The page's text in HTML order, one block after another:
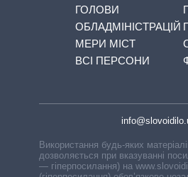
ГОЛОВИ
ОБЛАДМІНІСТРАЦІЙ
МЕРИ МІСТ
ВСІ ПЕРСОНИ
Використання будь-яких
дозволяється при вказуванні
— гіперпосилання) на